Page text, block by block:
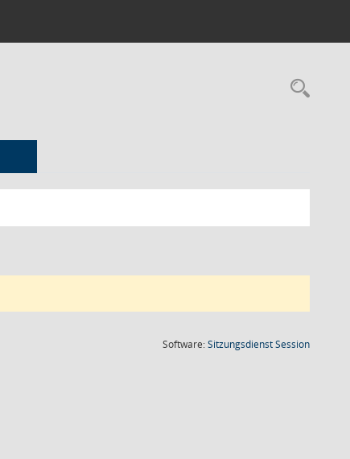
Software:SitzungsdienstSession(Wird in